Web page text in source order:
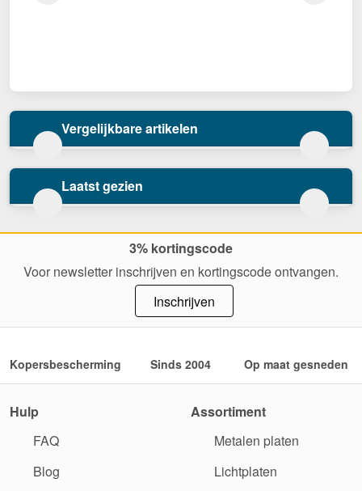
Vergelijkbare artikelen
Laatst gezien
3% kortingscode
Voor newsletter inschrijven en kortingscode ontvangen.
Inschrijven
Kopersbescherming Sinds 2004 Op maat gesneden
Hulp
FAQ
Blog
Assortiment
Metalen platen
Lichtplaten